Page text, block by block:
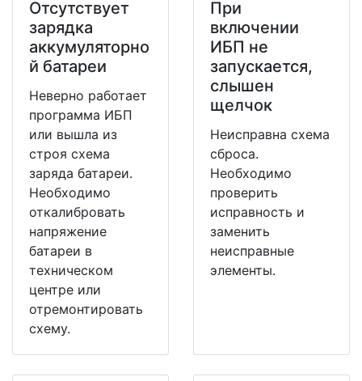
Отсутствует
зарядка
аккумуляторно
й батареи
Неверно работает
программа ИБП
или вышла из
строя схема
заряда батареи.
Необходимо
откалибровать
напряжение
батареи в
техническом
центре или
отремонтировать
схему.
При
включении
ИБП не
запускается,
слышен
щелчок
Неисправна схема
сброса.
Необходимо
проверить
исправность и
заменить
неисправные
элементы.